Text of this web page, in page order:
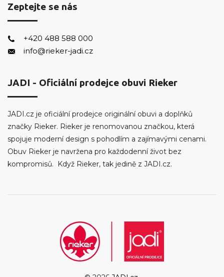
Zeptejte se nás
+420 488 588 000
info@rieker-jadi.cz
JADI - Oficiální prodejce obuvi Rieker
JADI.cz je oficiální prodejce originální obuvi a doplňků
značky Rieker. Rieker je renomovanou značkou, která
spojuje moderní design s pohodlím a zajímavými cenami.
Obuv Rieker je navržena pro každodenní život bez
kompromisů. Když Rieker, tak jedině z JADI.cz.